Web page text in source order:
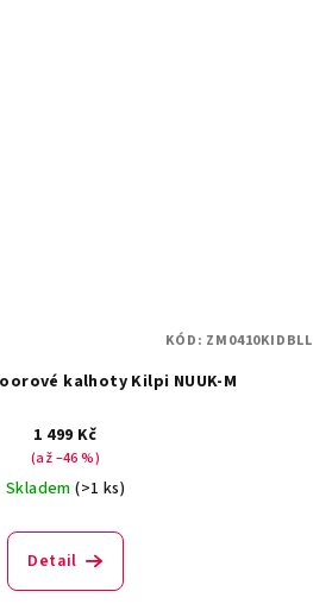
kalhoty Kilpi NUUK-M
1 499 Kč
(až –46 %)
Skladem(>1 ks)
Detail
KÓD: ZM0410KIDBLL